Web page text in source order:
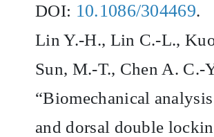
DOI: 10.1086/304469.
Lin Y.-H., Lin C.-L.,
Sun, M.-T., Chen A. C.-
“Biomechanical
and dorsal double